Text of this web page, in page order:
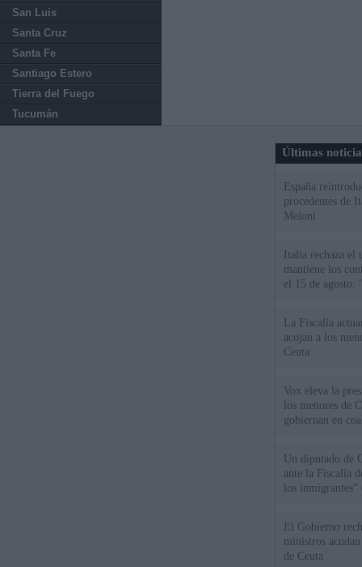
San Luis
Santa Cruz
Santa Fe
Santiago Estero
Tierra del Fuego
Tucumán
Últimas
España
procedentes de
Meloni
Italia rechaza
mantiene los
el 15 de agosto:
La Fiscalía
acojan a los
Ceuta
Vox eleva la
los menores de
gobiernan en
Un diputado de
ante la Fiscalía
los inmigrantes”
El Gobierno
ministros
de Ceuta